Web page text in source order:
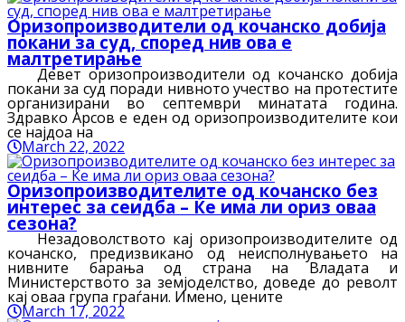
Оризопроизводители од кочанско добија
покани за суд, според нив ова е
малтретирање
Девет оризопроизводители од кочанско добија
покани за суд поради нивното учество на протестите
организирани во септември минатата година.
Здравко Арсов е еден од оризопроизводителите кои
се најдоа на
March 22, 2022
Оризопроизводителите од кочанско без
интерес за сеидба – Ќе има ли ориз оваа
сезона?
Незадоволството кај оризопроизводителите од
кочанско, предизвикано од неисполнувањето на
нивните барања од страна на Владата и
Министерството за земјоделство, доведе до револт
кај оваа група граѓани. Имено, цените
March 17, 2022